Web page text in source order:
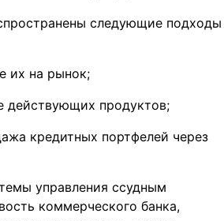
следующие подходы
их на рынок;
действующих продуктов;
кредитных портфелей через
управления ссудным
коммерческого банка,